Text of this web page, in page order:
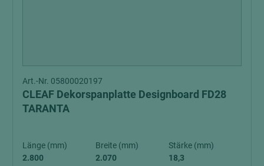
Art.-Nr. 05800020197
CLEAF Dekorspanplatte Designboard FD28
TARANTA
Länge (mm)
2.800
Breite (mm)
2.070
Stärke (mm)
18,3